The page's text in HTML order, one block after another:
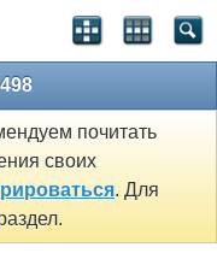
почитать
своих
. Для